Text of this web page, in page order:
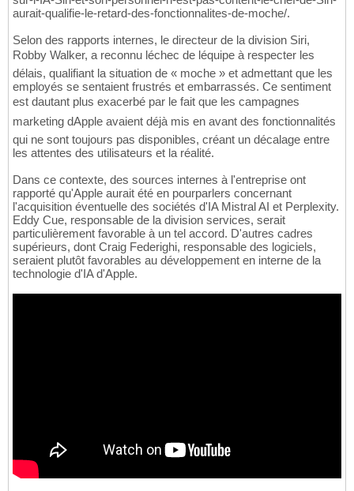
aurait-qualifie-le-retard-des-fonctionnalites-de-moche/.
Selon des rapports internes, le directeur de la division Siri,
Robby Walker, a reconnu léchec de léquipe à respecter les
délais, qualifiant la situation de « moche » et admettant que les
employés se sentaient frustrés et embarrassés. Ce sentiment
est dautant plus exacerbé par le fait que les campagnes
marketing dApple avaient déjà mis en avant des fonctionnalités
qui ne sont toujours pas disponibles, créant un décalage entre
les attentes des utilisateurs et la réalité.
Dans ce contexte, des sources internes à l'entreprise ont
rapporté qu'Apple aurait été en pourparlers concernant
l'acquisition éventuelle des sociétés d'IA Mistral AI et Perplexity.
Eddy Cue, responsable de la division services, serait
particulièrement favorable à un tel accord. D'autres cadres
supérieurs, dont Craig Federighi, responsable des logiciels,
seraient plutôt favorables au développement en interne de la
technologie d'IA d'Apple.